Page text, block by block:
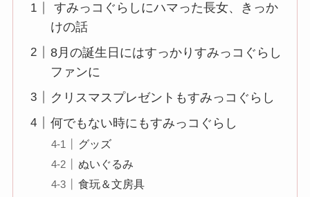
すみっコぐらしにハマった長女、きっか
けの話
8月の誕生日にはすっかりすみっコぐらし
ファンに
クリスマスプレゼントもすみっコぐらし
何でもない時にもすみっコぐらし
グッズ
ぬいぐるみ
食玩＆文房具